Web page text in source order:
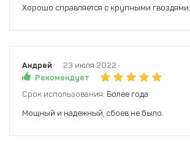
Хорошо справляется с крупными гвоздями,
Андрей
23 июля 2022
Рекомендует
Срок использования: Более года
Мощный и надежный, сбоев не было.